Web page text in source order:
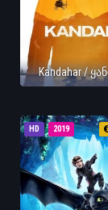
Kandahar /
HD 2019